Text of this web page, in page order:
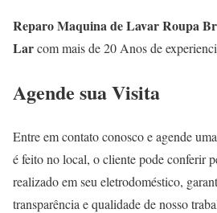
Reparo Maquina de Lavar Roupa
Larcom mais de 20 Anos de
Agende sua Visita
Entre em contato conosco e agende
é feito no local, o cliente pode conferir
realizado em seu eletrodoméstico,
transparência e qualidade de nosso